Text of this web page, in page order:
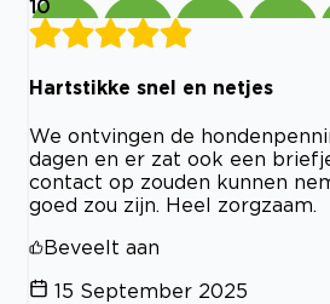
10
Hartstikke snel en netjes
We ontvingen de
dagen en er zat ook een
contact op zouden kunnen
goed zou zijn. Heel zorgzaam.
Beveelt aan
15 September 2025